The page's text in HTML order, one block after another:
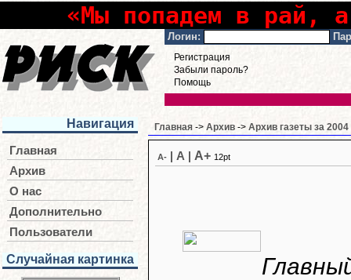
«Мы попадем в рай,
Логин:
Регистрация
Забыли пароль?
Помощь
Навигация
Главная
Архив
О нас
Дополнительно
Пользователи
Случайная картинка
Главная -> Архив -> Архив газеты за 2004
A- A A+ 12pt